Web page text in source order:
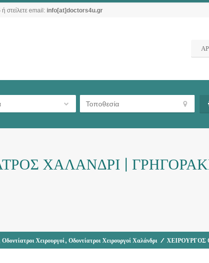
ή στείλετε email: info[at]doctors4u.gr
ΧΑΛΑΝΔΡΙ |
Οδοντίατροι Χειρουργοί, Οδοντίατροι Χειρουργοί Χαλάνδρι / ΧΕΙΡΟΥΡΓΟΣ